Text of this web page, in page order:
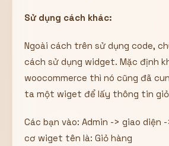
Sử dụng cách khác:
Ngoài cách trên sử dụng code,
cách sử dụng widget. Mặc định
woocommerce thì nó cũng đã
ta một wiget để lấy thông tin giỏ
Các bạn vào: Admin -> giao diện
cơ wiget tên là: Giỏ hàng